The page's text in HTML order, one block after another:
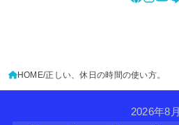
HOME 正しい、休日の時間の使い方。
2026年8月